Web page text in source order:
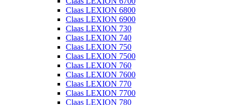
Claas LEXION 6800
Claas LEXION 6900
Claas LEXION 730
Claas LEXION 740
Claas LEXION 750
Claas LEXION 7500
Claas LEXION 760
Claas LEXION 7600
Claas LEXION 770
Claas LEXION 7700
Claas LEXION 780